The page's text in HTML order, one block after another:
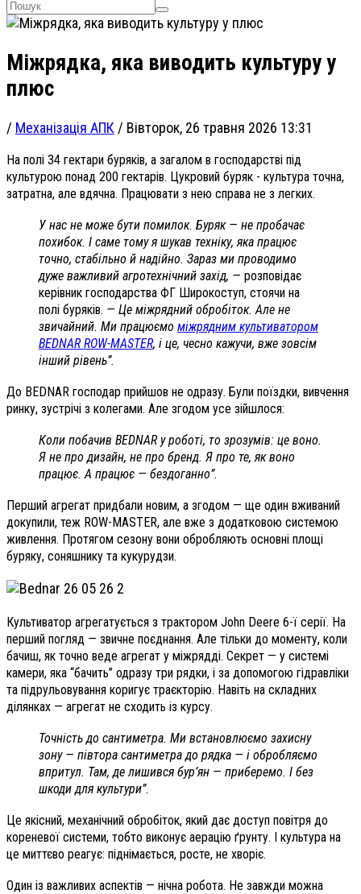
Міжрядка, яка виводить культуру у
плюс
/ Механізація АПК / Вівторок, 26 травня 2026 13:31
На полі 34 гектари буряків, а загалом в господарстві під
культурою понад 200 гектарів. Цукровий буряк - культура точна,
затратна, але вдячна. Працювати з нею справа не з легких.
У нас не може бути помилок. Буряк — не пробачає
похибок. І саме тому я шукав техніку, яка працює
точно, стабільно й надійно. Зараз ми проводимо
дуже важливий агротехнічний захід, — розповідає
керівник господарства ФГ Широкоступ, стоячи на
полі буряків. — Це міжрядний обробіток. Але не
звичайний. Ми працюємо міжрядним культиватором
BEDNAR ROW-MASTER, і це, чесно кажучи, вже зовсім
інший рівень”.
До BEDNAR господар прийшов не одразу. Були поїздки, вивчення
ринку, зустрічі з колегами. Але згодом усе зійшлося:
Коли побачив BEDNAR у роботі, то зрозумів: це воно.
Я не про дизайн, не про бренд. Я про те, як воно
працює. А працює — бездоганно”.
Перший агрегат придбали новим, а згодом — ще один вживаний
докупили, теж ROW-MASTER, але вже з додатковою системою
живлення. Протягом сезону вони обробляють основні площі
буряку, соняшнику та кукурудзи.
Культиватор агрегатується з трактором John Deere 6-ї серії. На
перший погляд — звичне поєднання. Але тільки до моменту, коли
бачиш, як точно веде агрегат у міжрядді. Секрет — у системі
камери, яка “бачить” одразу три рядки, і за допомогою гідравліки
та підрульовування коригує траєкторію. Навіть на складних
ділянках — агрегат не сходить із курсу.
Точність до сантиметра. Ми встановлюємо захисну
зону — півтора сантиметра до рядка — і обробляємо
впритул. Там, де лишився бур’ян — приберемо. І без
шкоди для культури”.
Це якісний, механічний обробіток, який дає доступ повітря до
кореневої системи, тобто виконує аерацію ґрунту. І культура на
це миттєво реагує: піднімається, росте, не хворіє.
Один із важливих аспектів — нічна робота. Не завжди можна